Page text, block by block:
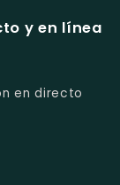
y en línea
en directo